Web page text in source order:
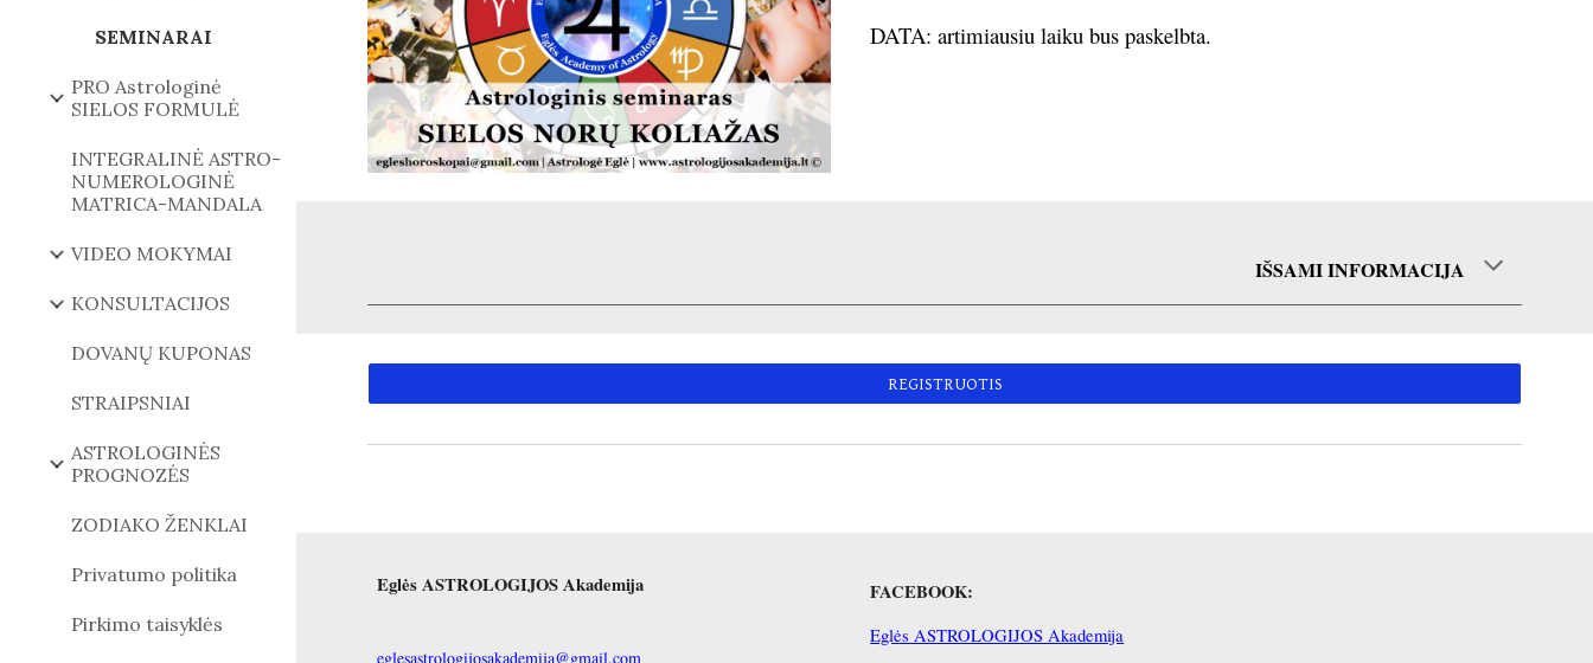
SEMINARAI
PRO Astrologinė
SIELOS FORMULĖ
INTEGRALINĖ ASTRO-
NUMEROLOGINĖ
MATRICA-MANDALA
VIDEO MOKYMAI
KONSULTACIJOS
DOVANŲ KUPONAS
STRAIPSNIAI
ASTROLOGINĖS
PROGNOZĖS
ZODIAKO ŽENKLAI
Privatumo politika
Pirkimo taisyklės
DATA: artimiausiu laiku bus paskelbta.
IŠSAMI INFORMACIJA
REGISTRUOTIS
Eglės ASTROLOGIJOS Akademija
eglesastrologijosakademija@gmail.com
FACEBOOK:
Eglės ASTROLOGIJOS Akademija